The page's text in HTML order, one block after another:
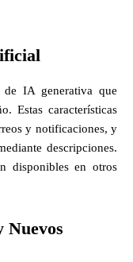
de IA generativa que
Estas características
y notificaciones, y
descripciones.
disponibles en otros
Nuevos